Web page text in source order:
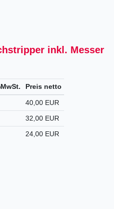
inkl. Messer
Preis netto
40,00 EUR
32,00 EUR
24,00 EUR